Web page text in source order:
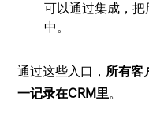
可以通过集成，
中。
通过这些入口， 所有客
一记录在CRM里。